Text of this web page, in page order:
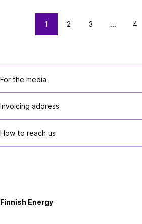
e
n
t
p
a
g
t
1 2 3 ... 4
For the media
Invoicing address
How to reach us
Finnish Energy